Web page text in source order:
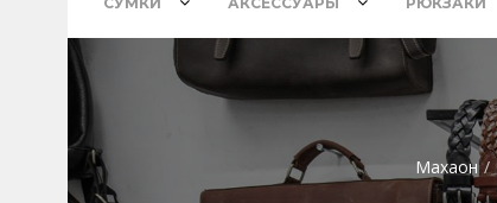
Махаон